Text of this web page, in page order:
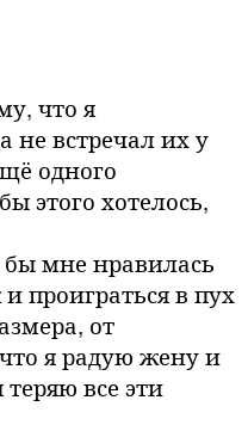
что я
встречал их у
одного
этого хотелось,
бы мне нравилась
проиграться в пух
от
я радую жену и
все эти